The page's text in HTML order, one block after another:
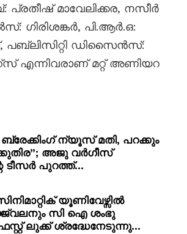
പ്രതീഷ് മാവേലിക്കര, നസീർ
ഗിരിശങ്കർ, പി.ആർ.ഒ:
പബ്ലിസിറ്റി ഡിസൈൻസ്:
എന്നിവരാണ് മറ്റ് അണിയറ
ന്യൂസ് മതി, പറക്കും
അജു വർഗീസ്
ടീസർ പുറത്ത്…
യൂണിവേഴ്സിൽ
ഉജ്ജ്വലനും സി ഐ ശംഭു
ലുക്ക് ശ്രദ്ധേനേടുന്നു…